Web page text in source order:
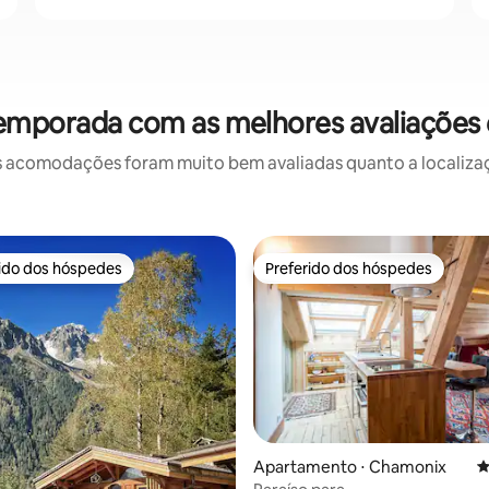
com as melhores
acomodações foram muito bem avaliadas quanto a
de 5, 145 avaliações
preferidos dos hóspedes
dos hóspedes Preferido dos hóspedes
Preferido dos hóspedes
Apartamento ⋅ Chamonix